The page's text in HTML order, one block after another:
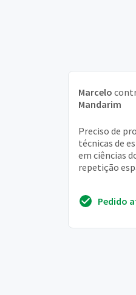
Marcelo
Mandarim
Preciso de
técnicas de
em ciências
repetição
Pedido